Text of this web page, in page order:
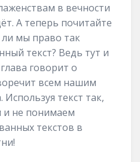
в вечности
А теперь почитайте
мы право так
текст? Ведь тут и
говорит о
всем нашим
Используя текст так,
не понимаем
текстов в